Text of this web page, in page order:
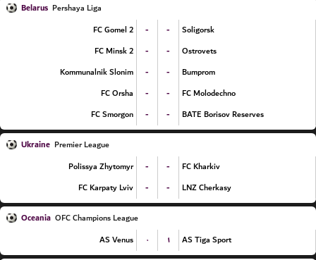
Belarus Pershaya Liga
FC Gomel 2
- -
Soligorsk
FC Minsk 2
- -
Ostrovets
Kommunalnik Slonim
- -
Bumprom
FC Orsha
- -
FC Molodechno
FC Smorgon
- - BATE Borisov Reserves
Ukraine Premier League
Polissya Zhytomyr
- -
FC Kharkiv
FC Karpaty Lviv
- - LNZ Cherkasy
Oceania OFC Champions League
AS Venus
۰ ۱ AS Tiga Sport